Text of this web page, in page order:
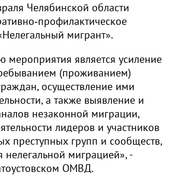
Челябинской области
мигрант».
мероприятия является усиление
(проживанием)
осуществление ими
а также выявление и
незаконной миграции,
лидеров и участников
преступных групп и сообществ,
миграцией», -
ОМВД.